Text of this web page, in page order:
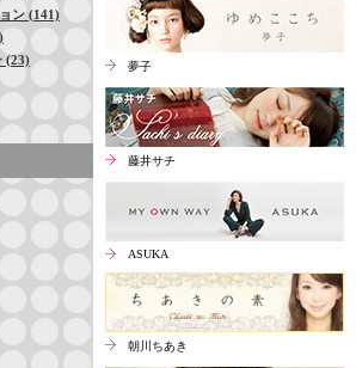
ン (141)
(23)
夢子
藤井サチ
ASUKA
朝川ちあき